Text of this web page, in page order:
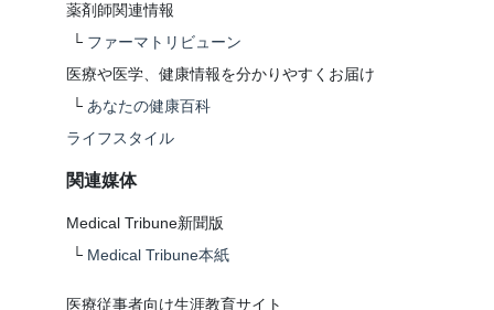
薬剤師関連情報
└ ファーマトリビューン
医療や医学、健康情報を分かりやすくお届け
└ あなたの健康百科
ライフスタイル
関連媒体
Medical Tribune新聞版
└ Medical Tribune本紙
医療従事者向け生涯教育サイト